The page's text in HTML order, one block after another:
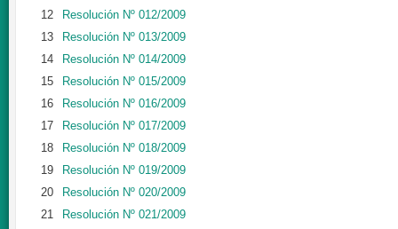
12
Resolución Nº 012/2009
13
Resolución Nº 013/2009
14
Resolución Nº 014/2009
15
Resolución Nº 015/2009
16
Resolución Nº 016/2009
17
Resolución Nº 017/2009
18
Resolución Nº 018/2009
19
Resolución Nº 019/2009
20
Resolución Nº 020/2009
21
Resolución Nº 021/2009